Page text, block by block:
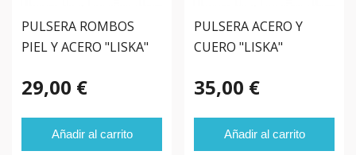
PULSERA ROMBOS
PIEL Y ACERO "LISKA"
29,00 €
Añadir al carrito
PULSERA ACERO Y
CUERO "LISKA"
35,00 €
Añadir al carrito